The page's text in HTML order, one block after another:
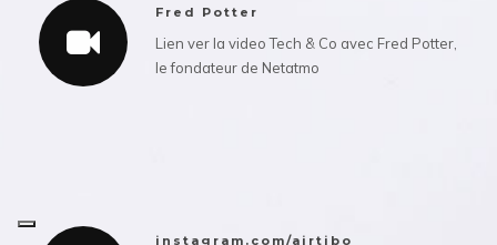
Fred Potter
Lien ver la video Tech & Co avec Fred Potter,
le fondateur de Netatmo
instagram.com/airtibo